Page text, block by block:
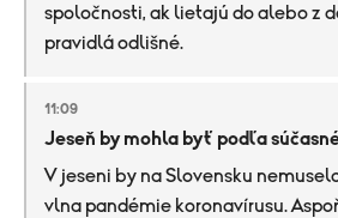
spoločnosti, ak lietajú do alebo z
pravidlá odlišné.
11:09
Jeseň by mohla byť podľa
V jeseni by na Slovensku
vlna pandémie koronavírusu.